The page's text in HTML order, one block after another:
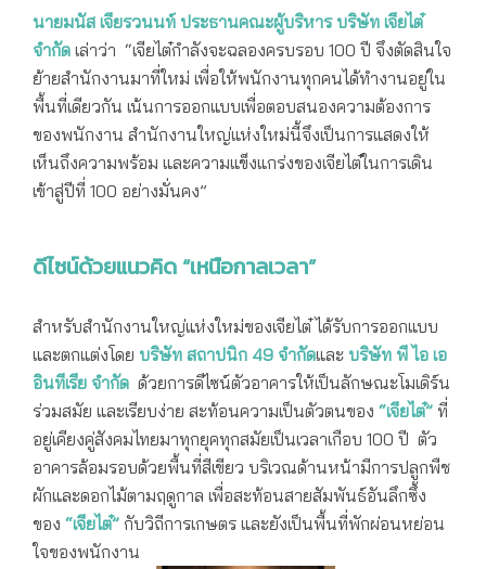
นายมนัส เจียรวนนท์ ประธานคณะผู้บริหาร บริษัท เจียไต๋
จำกัด เล่าว่า “เจียไต๋กำลังจะฉลองครบรอบ 100 ปี จึงตัดสินใจ
ย้ายสำนักงานมาที่ใหม่ เพื่อให้พนักงานทุกคนได้ทำงานอยู่ใน
พื้นที่เดียวกัน เน้นการออกแบบเพื่อตอบสนองความต้องการ
ของพนักงาน สำนักงานใหญ่แห่งใหม่นี้จึงเป็นการแสดงให้
เห็นถึงความพร้อม และความแข็งแกร่งของเจียไต๋ในการเดิน
เข้าสู่ปีที่ 100 อย่างมั่นคง”
ดีไซน์ด้วยแนวคิด “เหนือกาลเวลา”
สำหรับสำนักงานใหญ่แห่งใหม่ของเจียไต๋ ได้รับการออกแบบ
และตกแต่งโดย บริษัท สถาปนิก 49 จำกัดและ บริษัท พี ไอ เอ
อินทีเรีย จำกัด ด้วยการดีไซน์ตัวอาคารให้เป็นลักษณะโมเดิร์น
ร่วมสมัย และเรียบง่าย สะท้อนความเป็นตัวตนของ “เจียไต๋” ที่
อยู่เคียงคู่สังคมไทยมาทุกยุคทุกสมัยเป็นเวลาเกือบ 100 ปี ตัว
อาคารล้อมรอบด้วยพื้นที่สีเขียว บริเวณด้านหน้ามีการปลูกพืช
ผักและดอกไม้ตามฤดูกาล เพื่อสะท้อนสายสัมพันธ์อันลึกซึ้ง
ของ “เจียไต๋” กับวิถีการเกษตร และยังเป็นพื้นที่พักผ่อนหย่อน
ใจของพนักงาน